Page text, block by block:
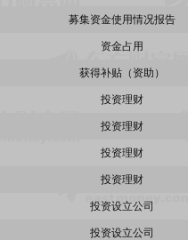
募集资金使用情况报告
资金占用
获得补贴（资助）
投资理财
投资理财
投资理财
投资理财
投资设立公司
投资设立公司